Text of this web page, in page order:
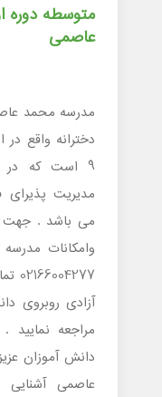
متوسطه دوره
عاصمی
مدرسه محمد
دخترانه واقع
9 است که
مدیریت پذیرای
می باشد . جهت
وامکانات
مراجعه نمایید
دانش آموزان
عاصمی آشنایی